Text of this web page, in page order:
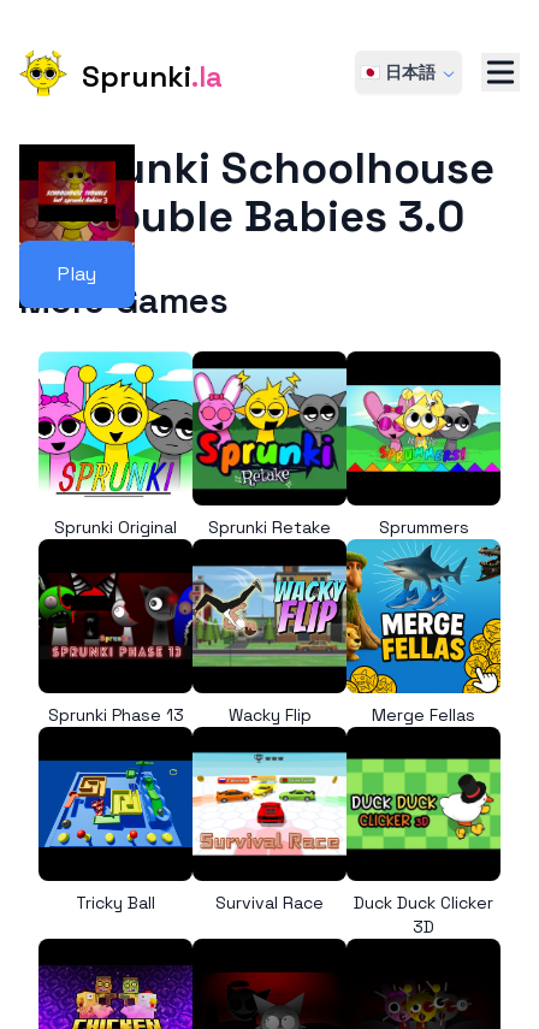
Sprunki.la 🇯🇵 日本語
Play
Sprunki Schoolhouse
Trouble Babies 3.0
More Games
Sprunki Original Sprunki Retake Sprummers
Sprunki Phase 13 Wacky Flip Merge Fellas
Tricky Ball Survival Race
Duck Duck Clicker
3D